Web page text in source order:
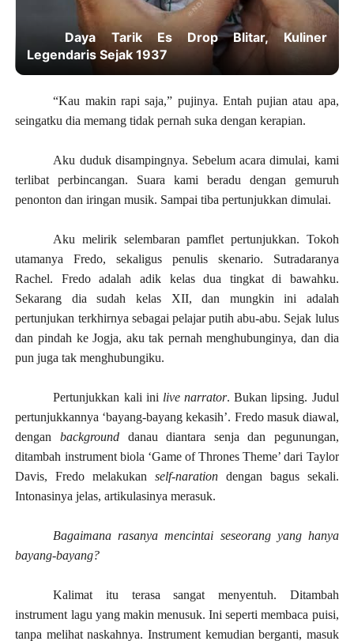
Daya Tarik Es Drop Blitar, Kuliner
Legendaris Sejak 1937
“Kau makin rapi saja,” pujinya. Entah pujian atau apa,
seingatku dia memang tidak pernah suka dengan kerapian.
Aku duduk disampingnya. Sebelum acara dimulai, kami
terlibat perbincangan. Suara kami beradu dengan gemuruh
penonton dan iringan musik. Sampai tiba pertunjukkan dimulai.
Aku melirik selembaran pamflet pertunjukkan. Tokoh
utamanya Fredo, sekaligus penulis skenario. Sutradaranya
Rachel. Fredo adalah adik kelas dua tingkat di bawahku.
Sekarang dia sudah kelas XII, dan mungkin ini adalah
pertunjukan terkhirnya sebagai pelajar putih abu-abu. Sejak lulus
dan pindah ke Jogja, aku tak pernah menghubunginya, dan dia
pun juga tak menghubungiku.
Pertunjukkan kali ini live narrator. Bukan lipsing. Judul
pertunjukkannya ‘bayang-bayang kekasih’. Fredo masuk diawal,
dengan background danau diantara senja dan pegunungan,
ditambah instrument biola ‘Game of Thrones Theme’ dari Taylor
Davis, Fredo melakukan self-naration dengan bagus sekali.
Intonasinya jelas, artikulasinya merasuk.
Bagaimana rasanya mencintai seseorang yang hanya
bayang-bayang?
Kalimat itu terasa sangat menyentuh. Ditambah
instrument lagu yang makin menusuk. Ini seperti membaca puisi,
tanpa melihat naskahnya. Instrument kemudian berganti, masuk